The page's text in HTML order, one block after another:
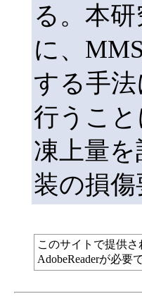
る。本
に、
する手
行うこ
凍上量
装の損
このサイトで提供
AdobeReaderが必要